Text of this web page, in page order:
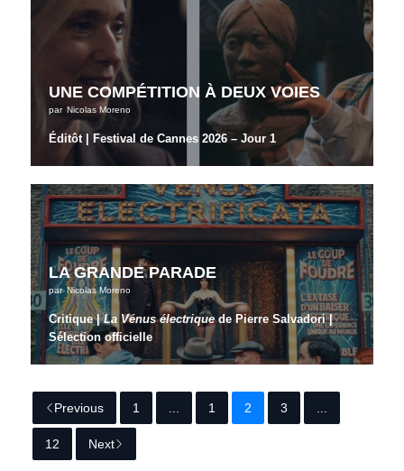
UNE COMPÉTITION À DEUX VOIES
par Nicolas Moreno
Éditôt| Festival de Cannes 2026 – Jour 1
LA GRANDE PARADE
par Nicolas Moreno
Critique |La Vénus électriquede Pierre Salvadori |
Sélection officielle
Previous 1 ... 1 2 3 ...
12 Next